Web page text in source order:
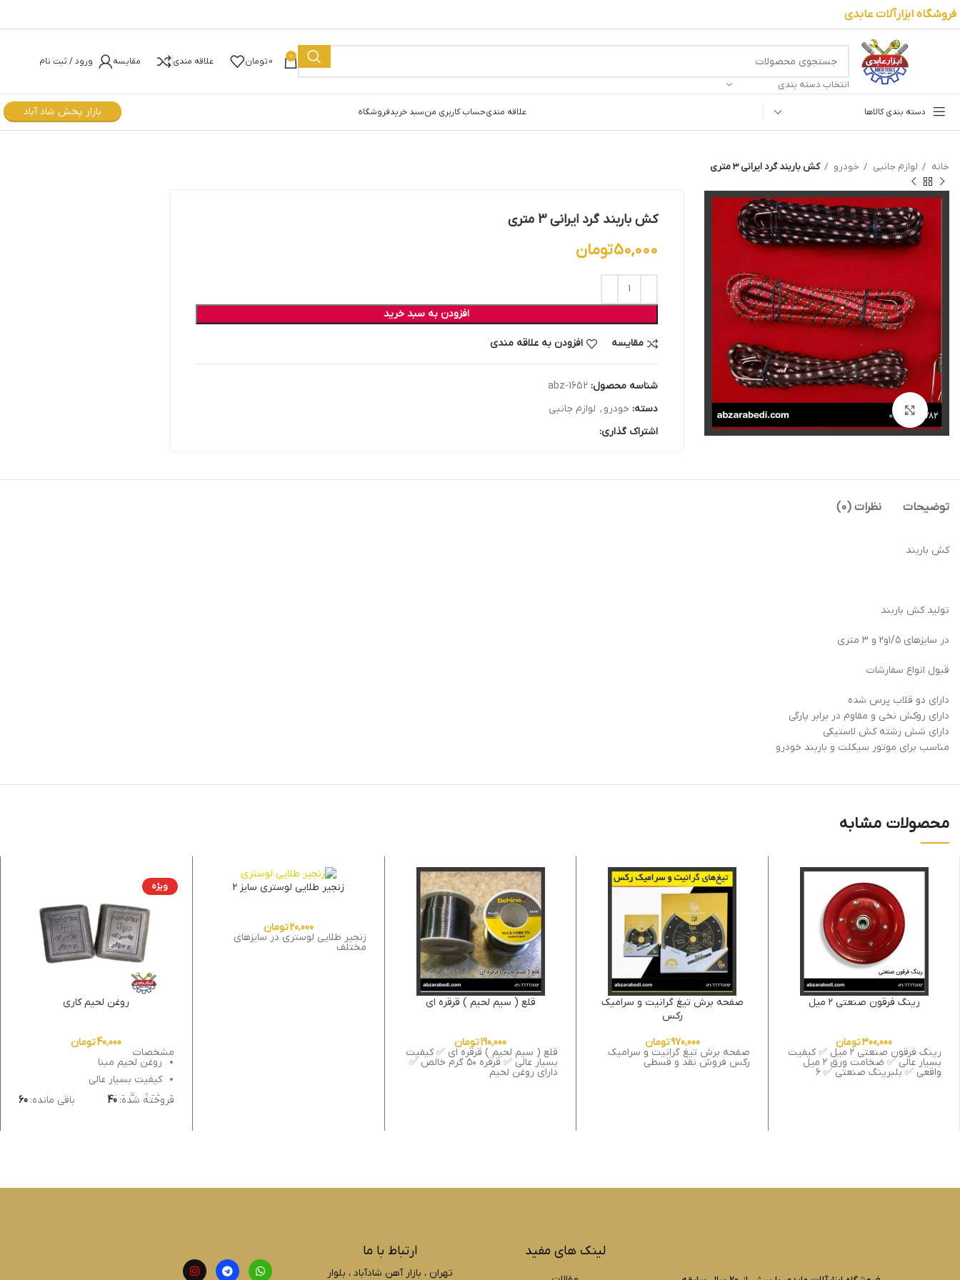
فروشگاه ابزارآلات عابدی
انتخاب دسته بندی
0
0تومان علاقه مندی مقایسه ورود / ثبت نام
دسته بندی کالاها علاقه مندیحساب کاربری منسبد خریدفروشگاه بازار پخش شاد آباد
خانه لوازم جانبی خودرو کش باربند گرد ایرانی 3 متری
کش باربند گرد ایرانی 3 متری
50,000تومان
افزودن به سبد خرید
مقایسه افزودن به علاقه مندی
شناسه محصول:abz-1652
دسته: خودرو , لوازم جانبی
اشتراک گذاری:
توضیحات نظرات (0)
کش باربند
تولید کش باربند
در سایزهای ۱/۵و۲ و ۳ متری
قبول انواع سفارشات
دارای دو قلاب پرس شده
دارای روکش نخی و مقاوم در برابر پارگی
دارای شش رشته کش لاستیکی
مناسب برای موتور سیکلت و باربند خودرو
محصولات مشابه
رینگ فرقون صنعتی ۲ میل
300,000تومان
رینگ فرقون صنعتی ۲ میل ✅ کیفیت
بسیار عالی ✅ ضخامت ورق ۲ میل
واقعی ✅ بلبرینگ صنعتی ✅ ۶
صفحه برش تیغ گرانیت و سرامیک
رکس
970,000تومان
صفحه برش تیغ گرانیت و سرامیک
رکس فروش نقد و قسطی
قلع ( سیم لحیم ) قرقره ای
190,000تومان
قلع ( سیم لحیم ) قرقره ای ✅ کیفیت
بسیار عالی ✅ قرقره ۵۰ گرم خالص ✅
دارای روغن لحیم
زنجیر طلایی لوستری سایز 2
20,000تومان
زنجیر طلایی لوستری در سایزهای
مختلف
ویژه
روغن لحیم کاری
40,000تومان
مشخصات
روغن لحیم مبنا
کیفیت بسیار عالی
خوش قیمت
فروخته شده: 40 باقی مانده: 60
لینک های مفید ارتباط با ما
تهران ، بازار آهن شادآباد ، بلوار
Instagram